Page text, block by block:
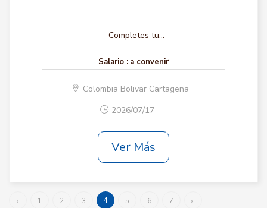
- Completes tu...
Salario : a convenir
Colombia Bolivar Cartagena
2026/07/17
Ver Más
‹ 1 2 3 4 5 6 7 ›